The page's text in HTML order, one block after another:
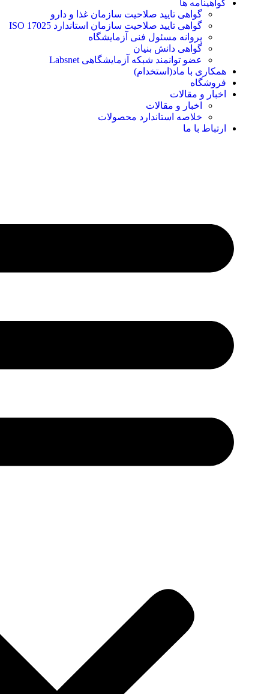
گواهینامه ها
گواهی تایید صلاحیت سازمان غذا و دارو
گواهی تایید صلاحیت سازمان استاندارد ISO 17025
پروانه مسئول فنی آزمایشگاه
گواهی دانش بنیان
عضو توانمند شبکه آزمایشگاهی Labsnet
همکاری با ماد(استخدام)
فروشگاه
اخبار و مقالات
اخبار و مقالات
خلاصه استاندارد محصولات
ارتباط با ما